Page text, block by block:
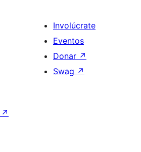
Involúcrate
Eventos
Donar ↗
Swag ↗
↗